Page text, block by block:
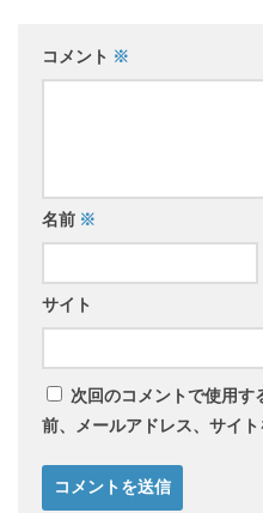
コメント ※
名前 ※
サイト
次回のコメントで使用す
前、メールアドレス、サイト